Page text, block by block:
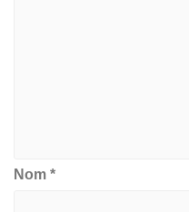
Nom *